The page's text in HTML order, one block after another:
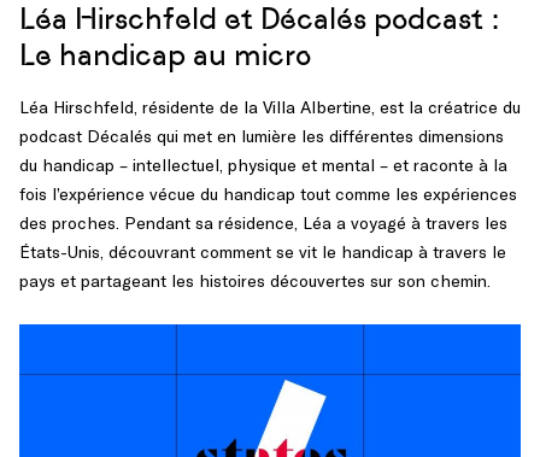
Léa Hirschfeld et Décalés podcast :
Le handicap au micro
Léa Hirschfeld, résidente de la Villa Albertine, est la créatrice du
podcast Décalés qui met en lumière les différentes dimensions
du handicap – intellectuel, physique et mental – et raconte à la
fois l’expérience vécue du handicap tout comme les expériences
des proches. Pendant sa résidence, Léa a voyagé à travers les
États-Unis, découvrant comment se vit le handicap à travers le
pays et partageant les histoires découvertes sur son chemin.